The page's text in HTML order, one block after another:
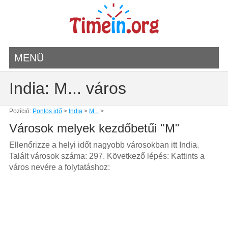
MENÜ
India: M... város
Pozíció: Pontos idő> India> M...>
Városok melyek kezdőbetűi "M"
Ellenőrizze a helyi időt nagyobb városokban itt India.
Talált városok száma: 297. Következő lépés: Kattints a
város nevére a folytatáshoz: